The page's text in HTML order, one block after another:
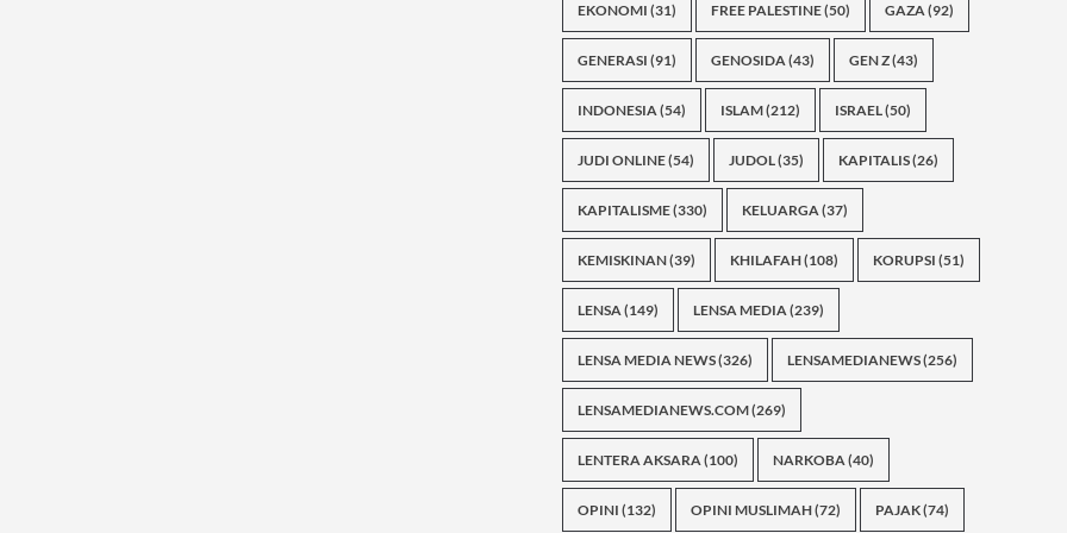
EKONOMI (31) FREE PALESTINE(50) GAZA(92)
GENERASI (91) GENOSIDA(43) GEN Z(43)
INDONESIA(54) ISLAM(212) ISRAEL(50)
JUDI ONLINE(54) JUDOL(35) KAPITALIS(26)
KAPITALISME(330) KELUARGA(37)
KEMISKINAN(39) KHILAFAH(108) KORUPSI (51)
LENSA(149) LENSA MEDIA(239)
LENSA MEDIA NEWS(326) LENSAMEDIANEWS(256)
LENSAMEDIANEWS.COM(269)
LENTERA AKSARA(100) NARKOBA(40)
OPINI (132) OPINI MUSLIMAH(72) PAJAK(74)